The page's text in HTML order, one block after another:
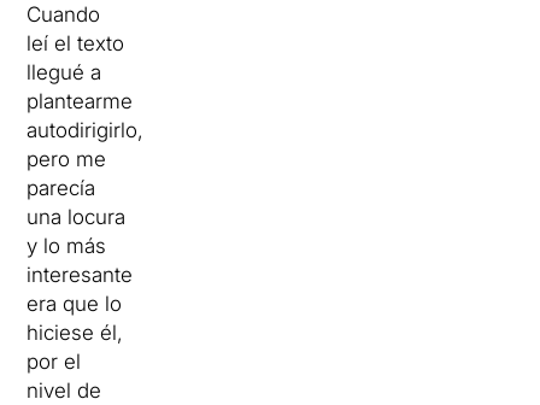
Cuando
leí el texto
llegué a
plantearme
autodirigirlo,
pero me
parecía
una locura
y lo más
interesante
era que lo
hiciese él,
por el
nivel de